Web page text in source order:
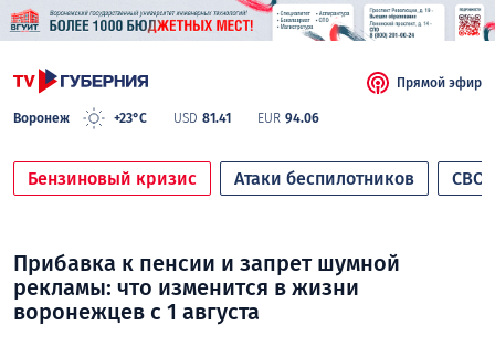
Воронеж +23°C USD 81.41 EUR 94.06
Прямой эфир
Бензиновый кризис Атаки беспилотников СВО
Прибавка к пенсии и запрет шумной
рекламы: что изменится в жизни
воронежцев с 1 августа